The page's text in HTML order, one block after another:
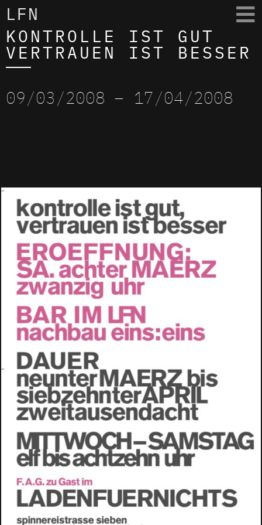
LFN
KONTROLLE IST GUT
VERTRAUEN IST BESSER
09/03/2008 – 17/04/2008